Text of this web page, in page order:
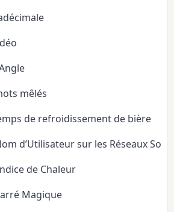
mêlés
de refroidissement de bière
d’Utilisateur sur les Réseaux
de Chaleur
Magique